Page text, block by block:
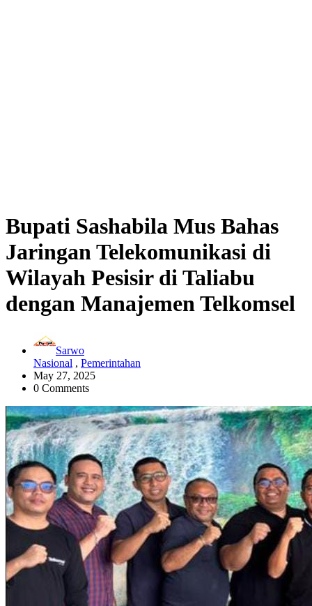
Bupati Sashabila Mus Bahas
Jaringan Telekomunikasi di
Wilayah Pesisir di Taliabu
dengan Manajemen Telkomsel
Sarwo
Nasional , Pemerintahan
May 27, 2025
0 Comments